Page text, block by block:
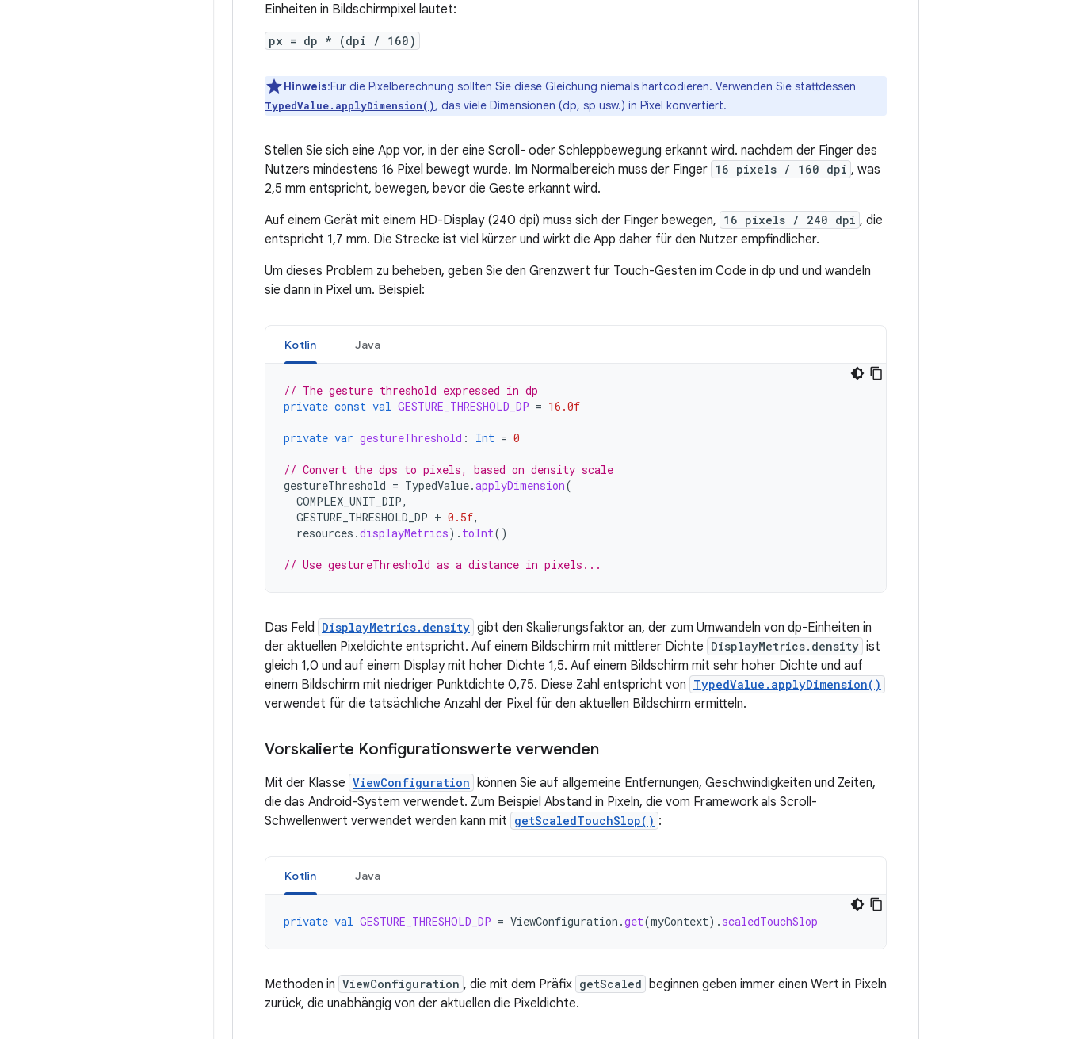
Einheiten in Bildschirmpixel lautet:
px = dp * (dpi / 160)
Hinweis:Für die Pixelberechnung sollten Sie diese Gleichung niemals hartcodieren. Verwenden Sie stattdessen
TypedValue.applyDimension(), das viele Dimensionen (dp, sp usw.) in Pixel konvertiert.
Stellen Sie sich eine App vor, in der eine Scroll- oder Schleppbewegung erkannt wird. nachdem der Finger des
Nutzers mindestens 16 Pixel bewegt wurde. Im Normalbereich muss der Finger 16 pixels / 160 dpi , was
2,5 mm entspricht, bewegen, bevor die Geste erkannt wird.
Auf einem Gerät mit einem HD-Display (240 dpi) muss sich der Finger bewegen, 16 pixels / 240 dpi , die
entspricht 1,7 mm. Die Strecke ist viel kürzer und wirkt die App daher für den Nutzer empfindlicher.
Um dieses Problem zu beheben, geben Sie den Grenzwert für Touch-Gesten im Code in dp und und wandeln
sie dann in Pixel um. Beispiel:
Kotlin Java
// The gesture threshold expressed in dp
private const val GESTURE_THRESHOLD_DP = 16.0f
private var gestureThreshold : Int = 0
// Convert the dps to pixels, based on density scale
gestureThreshold = TypedValue.applyDimension(
COMPLEX_UNIT_DIP,
GESTURE_THRESHOLD_DP + 0.5f,
resources .displayMetrics). toInt()
// Use gestureThreshold as a distance in pixels...
Das Feld DisplayMetrics.density gibt den Skalierungsfaktor an, der zum Umwandeln von dp-Einheiten in
der aktuellen Pixeldichte entspricht. Auf einem Bildschirm mit mittlerer Dichte DisplayMetrics.density ist
gleich 1,0 und auf einem Display mit hoher Dichte 1,5. Auf einem Bildschirm mit sehr hoher Dichte und auf
einem Bildschirm mit niedriger Punktdichte 0,75. Diese Zahl entspricht von TypedValue.applyDimension()
verwendet für die tatsächliche Anzahl der Pixel für den aktuellen Bildschirm ermitteln.
Vorskalierte Konfigurationswerte verwenden
Mit der Klasse ViewConfiguration können Sie auf allgemeine Entfernungen, Geschwindigkeiten und Zeiten,
die das Android-System verwendet. Zum Beispiel Abstand in Pixeln, die vom Framework als Scroll-
Schwellenwert verwendet werden kann mit getScaledTouchSlop() :
Kotlin Java
private val GESTURE_THRESHOLD_DP = ViewConfiguration .get(myContext). scaledTouchSlop
Methoden in ViewConfiguration , die mit dem Präfix getScaled beginnen geben immer einen Wert in Pixeln
zurück, die unabhängig von der aktuellen die Pixeldichte.